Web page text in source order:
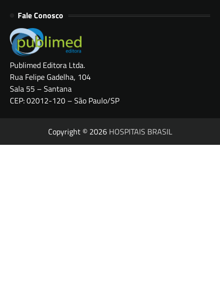
Fale Conosco
Publimed Editora Ltda.
Rua Felipe Gadelha, 104
Sala 55 – Santana
CEP: 02012-120 – São Paulo/SP
Copyright © 2026 HOSPITAIS BRASIL